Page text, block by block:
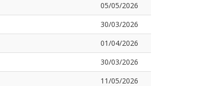
05/05/2026
30/03/2026
01/04/2026
30/03/2026
11/05/2026